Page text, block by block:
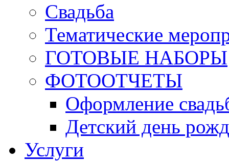
Свадьба
Тематические
ГОТОВЫЕ НАБОРЫ
ФОТООТЧЕТЫ
Оформление
Детский день
Услуги